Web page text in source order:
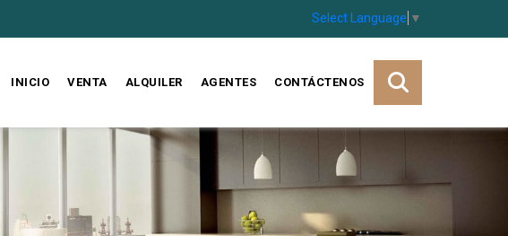
Select Language ▼
INICIO VENTA ALQUILER AGENTES CONTÁCTENOS